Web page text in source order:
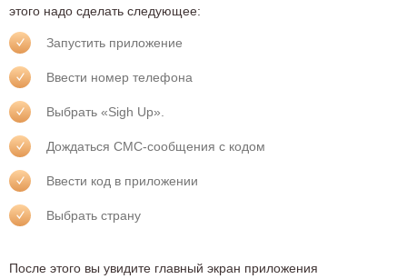
этого надо сделать следующее:
Запустить приложение
Ввести номер телефона
Выбрать «Sigh Up».
Дождаться СМС-сообщения с кодом
Ввести код в приложении
Выбрать страну
После этого вы увидите главный экран приложения